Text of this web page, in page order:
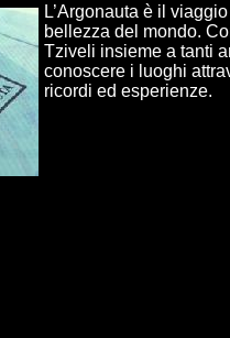
L’Argonauta è il
bellezza del mondo.
Tziveli insieme a tanti
conoscere i luoghi
ricordi ed esperienze.